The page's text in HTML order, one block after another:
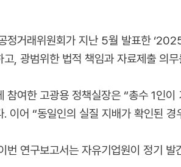
정거래위원회가 지난 5월 발표한
고, 광범위한 법적 책임과 자료제출 의
참여한 고광용 정책실장은 “총수 1인
. 이어 “동일인의 실질 지배가 확인된
번 연구보고서는 자유기업원이 정기